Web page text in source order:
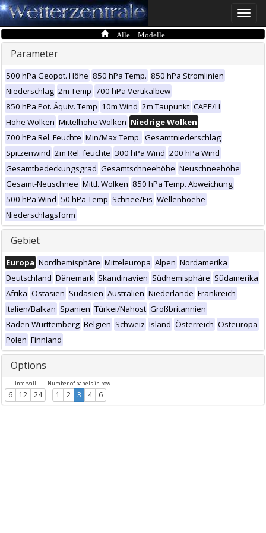
Toggle
Alle Modelle
Parameter
500 hPa Geopot. Höhe 850 hPa Temp. 850 hPa Stromlinien
Niederschlag 2m Temp 700 hPa Vertikalbew
850 hPa Pot. Äquiv. Temp 10m Wind 2m Taupunkt CAPE/LI
Hohe Wolken Mittelhohe Wolken Niedrige Wolken
700 hPa Rel. Feuchte Min/Max Temp. Gesamtniederschlag
Spitzenwind 2m Rel. feuchte 300 hPa Wind 200 hPa Wind
Gesamtbedeckungsgrad Gesamtschneehöhe Neuschneehöhe
Gesamt-Neuschnee Mittl. Wolken 850 hPa Temp. Abweichung
500 hPa Wind 50 hPa Temp Schnee/Eis Wellenhoehe
Niederschlagsform
Gebiet
Europa Nordhemisphäre Mitteleuropa Alpen Nordamerika
Deutschland Dänemark Skandinavien Südhemisphäre Südamerika
Afrika Ostasien Südasien Australien Niederlande Frankreich
Italien/Balkan Spanien Türkei/Nahost Großbritannien
Baden Württemberg Belgien Schweiz Island Österreich Osteuropa
Polen Finnland
Options
Intervall
6 12 24
Number of panels in row
1 2 3 4 6